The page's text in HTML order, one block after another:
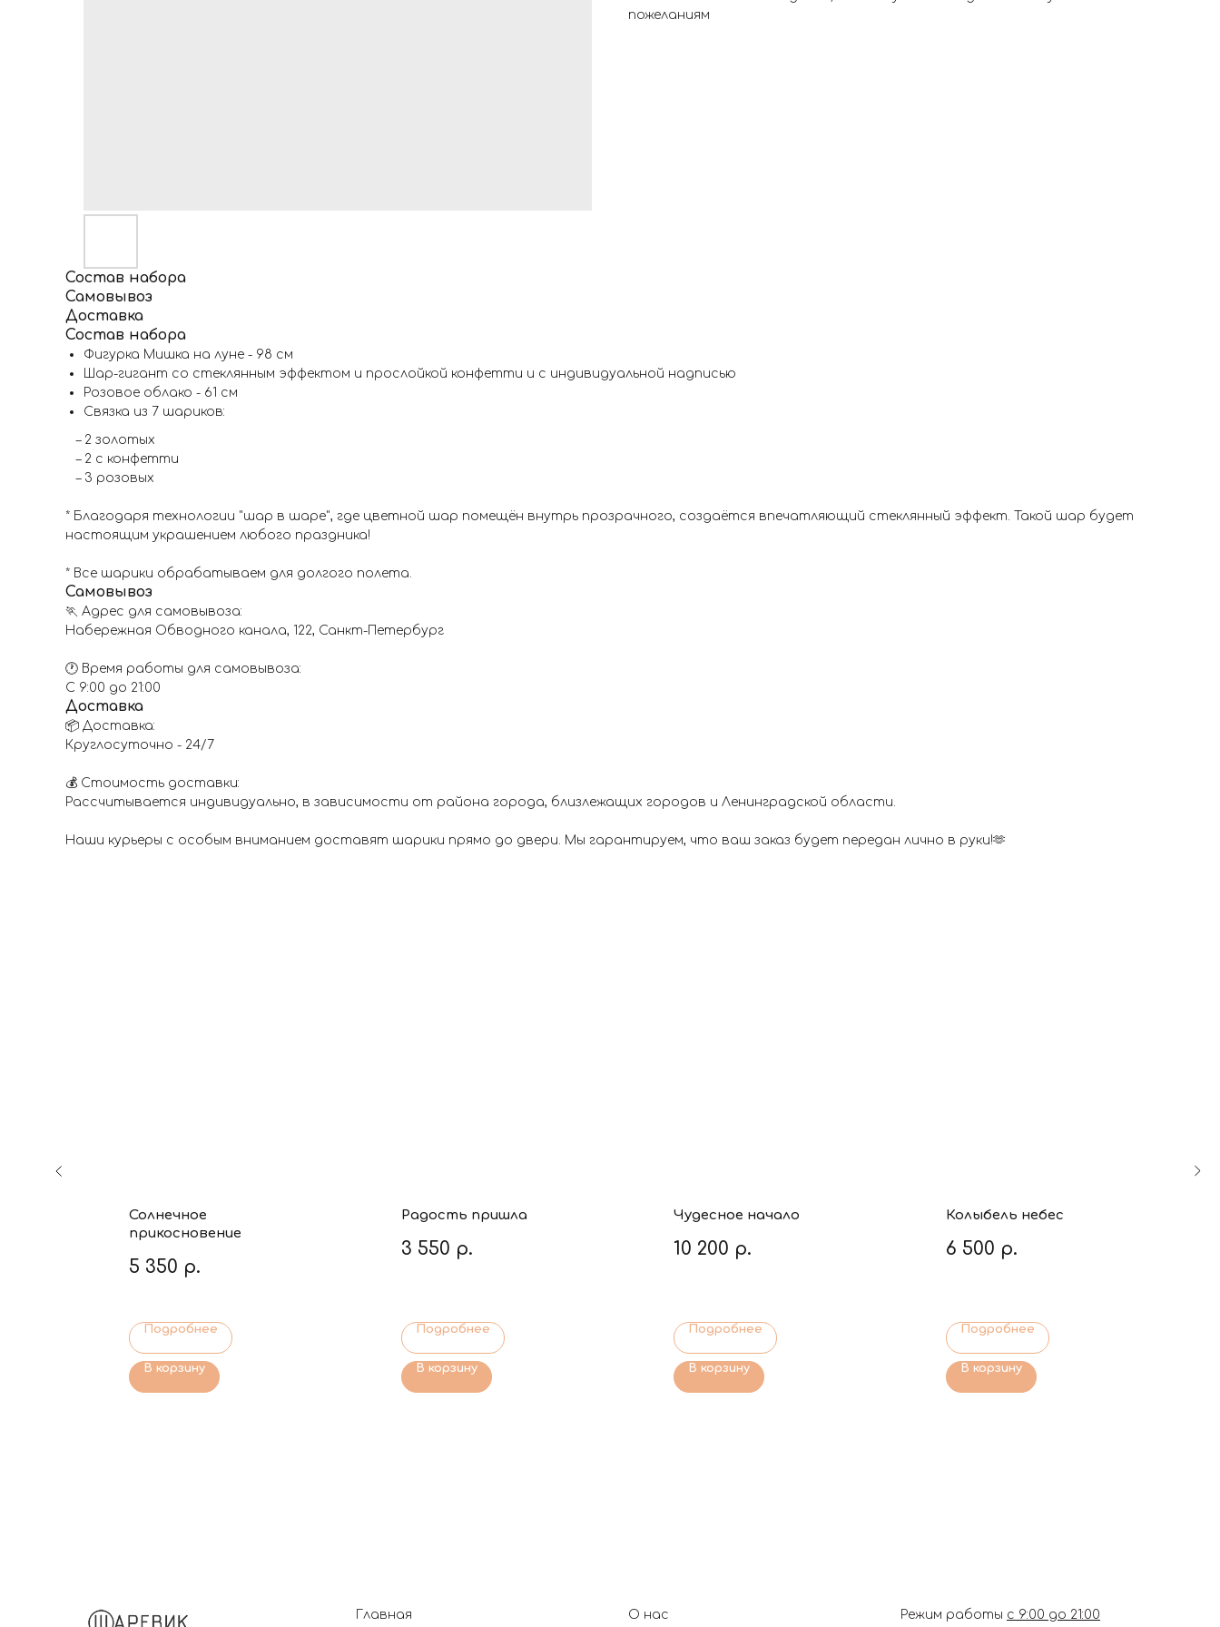
пожеланиям
Состав набора
Самовывоз
Доставка
Состав набора
Фигурка Мишка на луне - 98 см
Шар-гигант со стеклянным эффектом и прослойкой конфетти и с индивидуальной надписью
Розовое облако - 61 см
Связка из 7 шариков:
– 2 золотых
– 2 с конфетти
– 3 розовых
* Благодаря технологии "шар в шаре", где цветной шар помещён внутрь прозрачного, создаётся впечатляющий стеклянный эффект. Такой шар будет
настоящим украшением любого праздника!
* Все шарики обрабатываем для долгого полета.
Самовывоз
🏃 Адрес для самовывоза:
Набережная Обводного канала, 122, Санкт-Петербург
🕐 Время работы для самовывоза:
С 9:00 до 21:00
Доставка
📦 Доставка:
Круглосуточно - 24/7
💰 Стоимость доставки:
Рассчитывается индивидуально, в зависимости от района города, близлежащих городов и Ленинградской области.
Наши курьеры с особым вниманием доставят шарики прямо до двери. Мы гарантируем, что ваш заказ будет передан лично в руки!🫶
Солнечное
прикосновение
5 350 р.
Подробнее
В корзину
Радость пришла
3 550 р.
Подробнее
В корзину
Чудесное начало
10 200 р.
Подробнее
В корзину
Колыбель небес
6 500 р.
Подробнее
В корзину
Главная О нас Режим работы с 9:00 до 21:00